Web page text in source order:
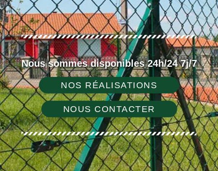
Nous sommes disponibles 24h/24 7j/7
NOS RÉALISATIONS
NOUS CONTACTER